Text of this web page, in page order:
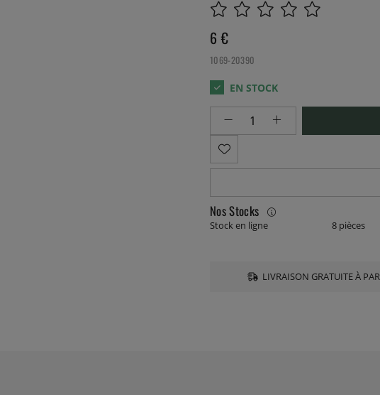
6 €
1069-20390
Nos Stocks
Stock en ligne 8 pièces
LIVRAISON GRATUITE À